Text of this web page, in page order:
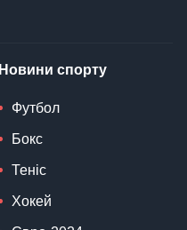
Новини спорту
Футбол
Бокс
Теніс
Хокей